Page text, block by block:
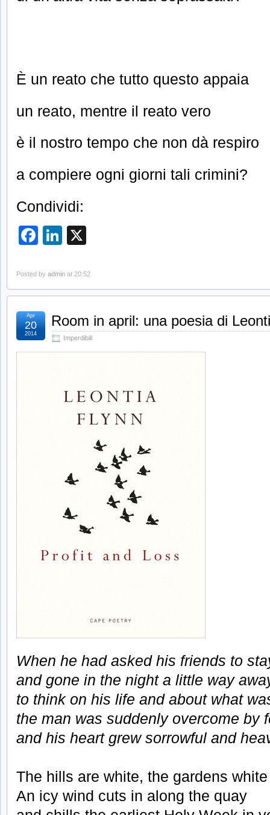
È un reato che tutto questo appaia
un reato, mentre il reato vero
è il nostro tempo che non dà respiro
a compiere ogni giorni tali crimini?
Condividi:
Facebook
LinkedIn
Posted by admin at 20:52
Room in april: una poesia di
Imperdibili
Apr
20
2014
When he had asked his friends to
and gone in the night a little way
to think on his life and about what
the man was suddenly overcome by
and his heart grew sorrowful and
The hills are white, the gardens
An icy wind cuts in along the quay